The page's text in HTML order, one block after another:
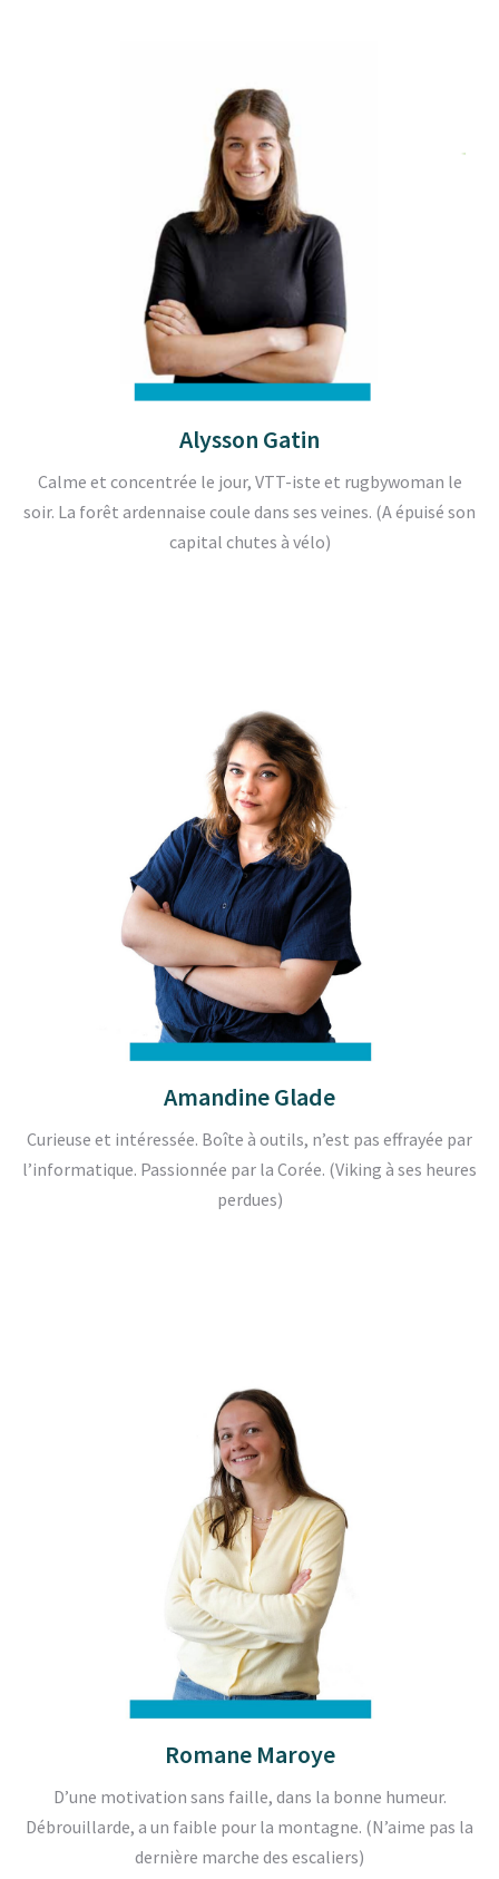
Alysson Gatin
Calme et concentrée le jour, VTT-iste et rugbywoman le
soir. La forêt ardennaise coule dans ses veines. (A épuisé son
capital chutes à vélo)
Amandine Glade
Curieuse et intéressée. Boîte à outils, n’est pas effrayée par
l’informatique. Passionnée par la Corée. (Viking à ses heures
perdues)
Romane Maroye
D’une motivation sans faille, dans la bonne humeur.
Débrouillarde, a un faible pour la montagne. (N’aime pas la
dernière marche des escaliers)